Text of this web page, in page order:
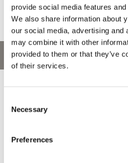
provide social media features
We also share information about
our social media, advertising and
may combine it with other
provided to them or that they’ve
of their services.
Selection
Necessary
Preferences
お問い合わせ